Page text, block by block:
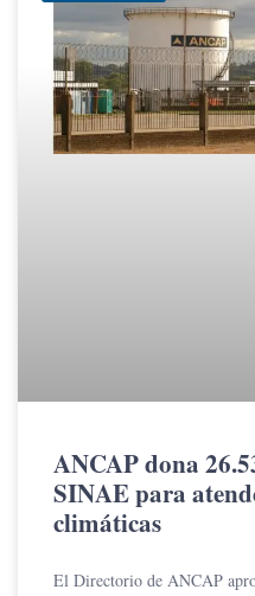
ANCAP dona
SINAE para
climáticas
El Directorio de ANCAP